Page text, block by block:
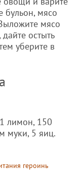
бульон, мясо
мясо
остыть
уберите в
лимон, 150
муки, 5 яиц.
героинь